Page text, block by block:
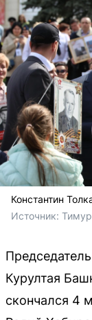
Константин
Источник: Тимур
Курултая
скончался 4